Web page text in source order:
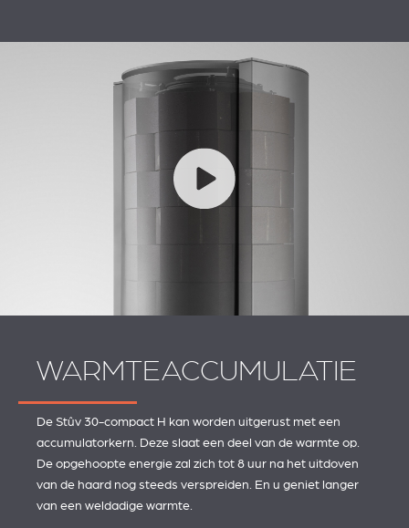
WARMTEACCUMULATIE
De Stûv 30-compact H kan worden uitgerust met een
accumulatorkern. Deze slaat een deel van de warmte op.
De opgehoopte energie zal zich tot 8 uur na het uitdoven
van de haard nog steeds verspreiden. En u geniet langer
van een weldadige warmte.